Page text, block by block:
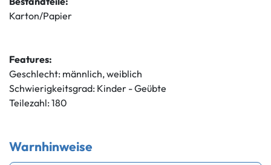
Karton/Papier
Features:
Geschlecht: männlich, weiblich
Schwierigkeitsgrad: Kinder - Geübte
Teilezahl: 180
Warnhinweise